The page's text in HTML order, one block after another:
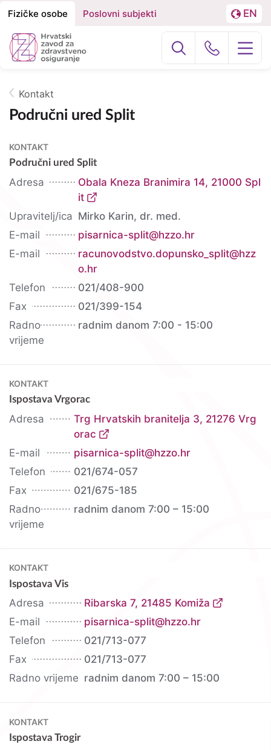
na
Fizičke
osobe
i
subjekte
Fizičke osobe Poslovni subjekti EN
Breadcrumb
Kontakt
Područni ured Split
KONTAKT
Područni ured Split
Adresa
Obala Kneza Branimira 14, 21000 Spl
it
Upravitelj/ica Mirko Karin, dr. med.
E-mail
pisarnica-split@hzzo.hr
E-mail
racunovodstvo.dopunsko_split@hzz
o.hr
Telefon
021/408-900
Fax
021/399-154
Radno
vrijeme
radnim danom 7:00 - 15:00
KONTAKT
Ispostava Vrgorac
Adresa
Trg Hrvatskih branitelja 3, 21276 Vrg
orac
E-mail
pisarnica-split@hzzo.hr
Telefon
021/674-057
Fax
021/675-185
Radno
vrijeme
radnim danom 7:00 – 15:00
KONTAKT
Ispostava Vis
Adresa
Ribarska 7, 21485 Komiža
E-mail
pisarnica-split@hzzo.hr
Telefon
021/713-077
Fax
021/713-077
Radno vrijeme radnim danom 7:00 – 15:00
KONTAKT
Ispostava Trogir
Izbornik
Poslovni
Zdravstvena zaštita u inozemstvu
e-Zdravstveno